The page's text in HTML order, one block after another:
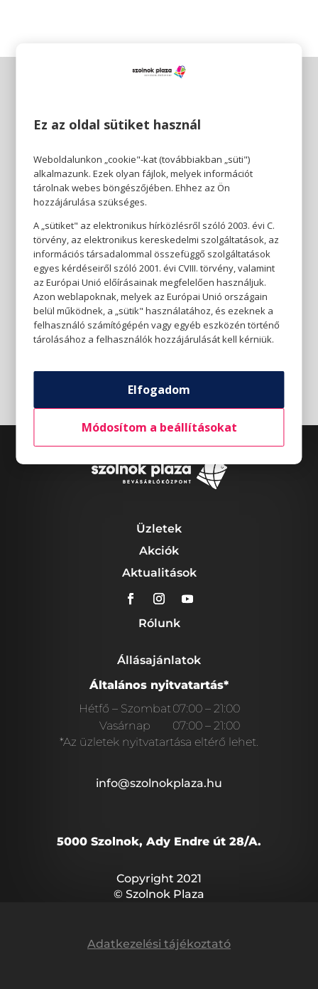
Üzletek
Akciók
Aktualitások
Rólunk
Állásajánlatok
Általános nyitvatartás*
Hétfő – Szombat07:00 – 21:00
Vasárnap
07:00 – 21:00
*Az üzletek nyitvatartása eltérő lehet.
info@szolnokplaza.hu
5000 Szolnok, Ady Endre út 28/A.
Copyright 2021
© Szolnok Plaza
Adatkezelési tájékoztató
Ez az oldal sütiket használ
Weboldalunkon „cookie"-kat (továbbiakban „süti")
alkalmazunk. Ezek olyan fájlok, melyek információt
tárolnak webes böngészőjében. Ehhez az Ön
hozzájárulása szükséges.
A „sütiket" az elektronikus hírközlésről szóló 2003. évi C.
törvény, az elektronikus kereskedelmi szolgáltatások, az
információs társadalommal összefüggő szolgáltatások
egyes kérdéseiről szóló 2001. évi CVIII. törvény, valamint
az Európai Unió előírásainak megfelelően használjuk.
Azon weblapoknak, melyek az Európai Unió országain
belül működnek, a „sütik" használatához, és ezeknek a
felhasználó számítógépén vagy egyéb eszközén történő
tárolásához a felhasználók hozzájárulását kell kérniük.
Elfogadom
Módosítom a beállításokat